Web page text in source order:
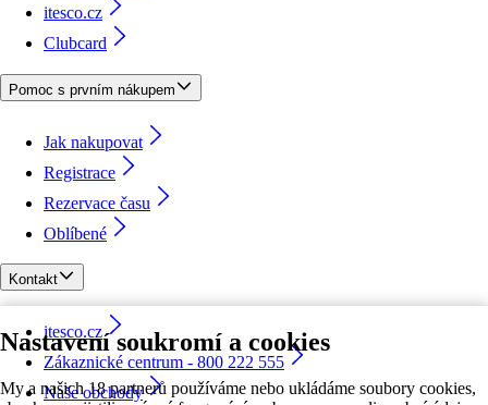
Nastavení soukromí a cookies
My a našich 18 partnerů používáme nebo ukládáme soubory cookies,
itesco.cz
Clubcard
Pomoc s prvním nákupem
Jak nakupovat
Registrace
Rezervace času
Oblíbené
Kontakt
itesco.cz
Zákaznické centrum - 800 222 555
Naše obchody